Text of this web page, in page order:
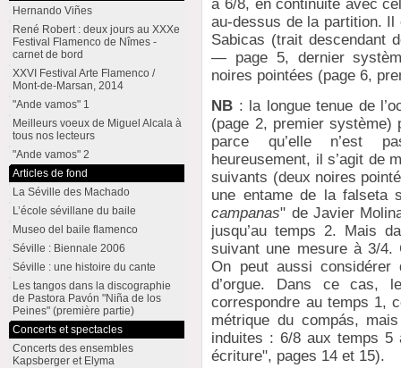
à 6/8, en continuité avec
au-dessus de la partition.
Sabicas (trait descendant
— page 5, dernier
noires pointées (page 6,
NB : la longue tenue de
(page 2, premier système)
parce qu’elle n’est
heureusement, il s’agit de
suivants (deux noires
une entame de la falseta
campanas" de Javier
jusqu’au temps 2. Mais
suivant une mesure à 3/4.
On peut aussi considérer
d’orgue. Dans ce cas,
correspondre au temps 1,
métrique du compás,
induites : 6/8 aux temps
écriture", pages 14 et 15).
Hernando Viñes
René Robert : deux jours au XXXe
Festival Flamenco de Nîmes -
carnet de bord
XXVI Festival Arte Flamenco /
Mont-de-Marsan, 2014
"Ande vamos" 1
Meilleurs voeux de Miguel Alcala à
tous nos lecteurs
"Ande vamos" 2
Articles de fond
La Séville des Machado
L’école sévillane du baile
Museo del baile flamenco
Séville : Biennale 2006
Séville : une histoire du cante
Les tangos dans la discographie
de Pastora Pavón "Niña de los
Peines" (première partie)
Concerts et spectacles
Concerts des ensembles
Kapsberger et Elyma